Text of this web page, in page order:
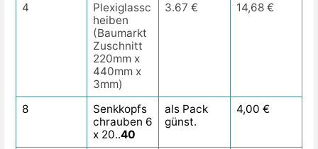
4
Plexiglassc
heiben
(Baumarkt
Zuschnitt
220mm x
440mm x
3mm)
3.67 € 14,68 €
8
Senkkopfs
chrauben 6
x 20..40
als Pack
günst.
4,00 €